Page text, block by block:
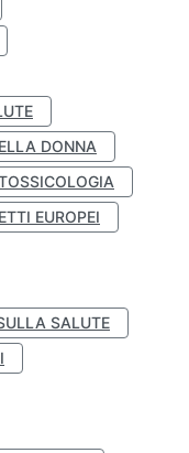
DONNA
EUROPEI
SALUTE